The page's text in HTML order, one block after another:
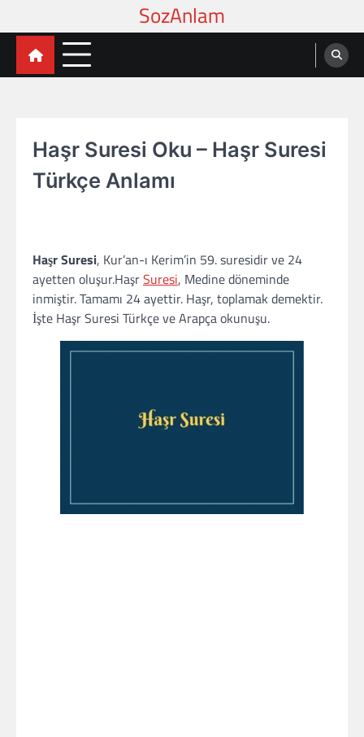
to
content
Haşr Suresi Oku – Haşr Suresi
Türkçe Anlamı
Haşr Suresi, Kur’an-ı Kerim’in 59. suresidir ve 24
ayetten oluşur.HaşrSuresi, Medine döneminde
inmiştir. Tamamı 24 ayettir. Haşr, toplamak demektir.
İşte Haşr Suresi Türkçe ve Arapça okunuşu.